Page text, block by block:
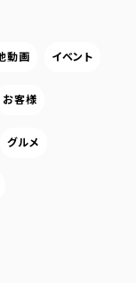
動画 イベント
お客様
グルメ